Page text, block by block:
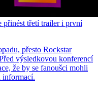
přinést třetí trailer i první
přesto Rockstar
výsledkovou konferencí
že by se fanoušci mohli
informací.